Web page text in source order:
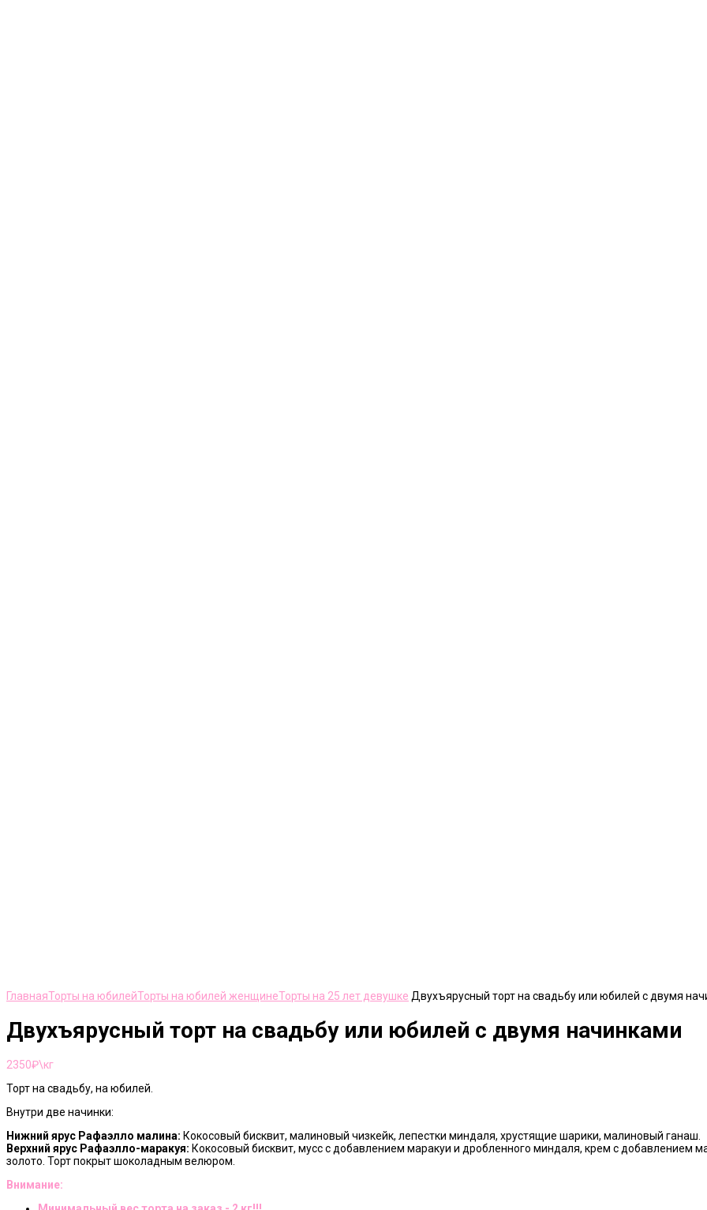
ГлавнаяТорты на юбилейТорты на юбилей женщинеТорты на 25 лет девушке Двухъярусный торт на свадьбу или юбилей с двумя
Двухъярусный торт на свадьбу или юбилей с двумя начинками
2350₽\кг
Торт на свадьбу, на юбилей.
Внутри две начинки:
Нижний ярус Рафаэлло малина: Кокосовый бисквит, малиновый чизкейк, лепестки миндаля, хрустящие шарики, малиновый ганаш.
Верхний ярус Рафаэлло-маракуя: Кокосовый бисквит, мусс с добавлением маракуи и дробленного миндаля, крем с добавлением
золото. Торт покрыт шоколадным велюром.
Внимание: